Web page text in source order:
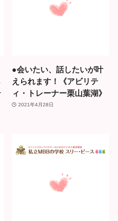
●会いたい、話したいが叶
えられます！《アビリテ
ィ・トレーナー栗山葉湖》
2021年4月28日